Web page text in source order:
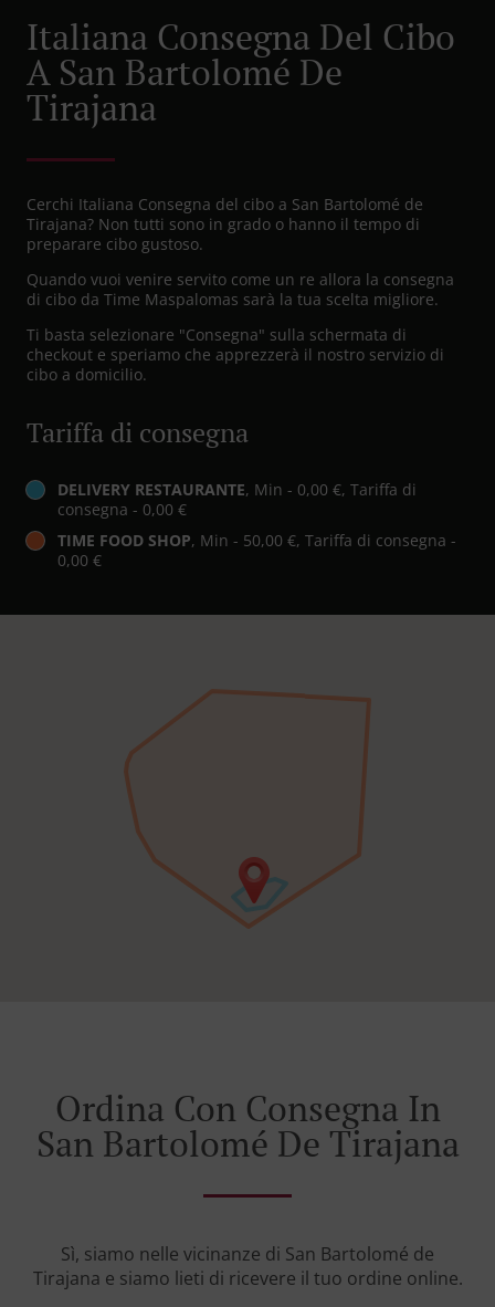
Italiana Consegna Del Cibo
A San Bartolomé De
Tirajana
Cerchi Italiana Consegna del cibo a San Bartolomé de
Tirajana? Non tutti sono in grado o hanno il tempo di
preparare cibo gustoso.
Quando vuoi venire servito come un re allora la consegna
di cibo da Time Maspalomas sarà la tua scelta migliore.
Ti basta selezionare "Consegna" sulla schermata di
checkout e speriamo che apprezzerà il nostro servizio di
cibo a domicilio.
Tariffa di consegna
DELIVERY RESTAURANTE, Min - 0,00 €, Tariffa di
consegna - 0,00 €
TIME FOOD SHOP, Min - 50,00 €, Tariffa di consegna -
0,00 €
Ordina Con Consegna In
San Bartolomé De Tirajana
Sì, siamo nelle vicinanze di San Bartolomé de
Tirajana e siamo lieti di ricevere il tuo ordine online.